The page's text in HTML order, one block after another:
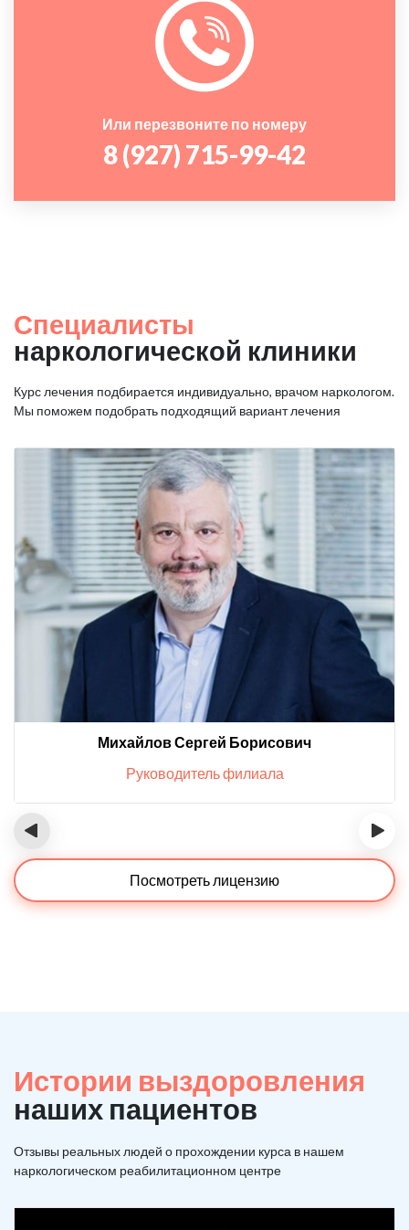
Или перезвоните по номеру
8 (927) 715-99-42
Специалисты
наркологической клиники
Курс лечения подбирается индивидуально, врачом наркологом.
Мы поможем подобрать подходящий вариант лечения
Михайлов Сергей Борисович
Руководитель филиала
‹ ›
Посмотреть лицензию
Истории выздоровления
наших пациентов
Отзывы реальных людей о прохождении курса в нашем
наркологическом реабилитационном центре